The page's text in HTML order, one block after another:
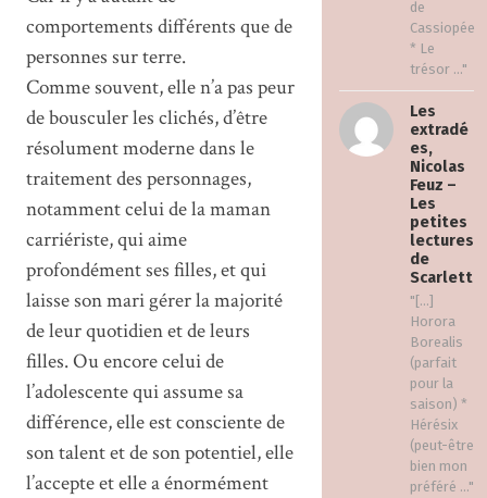
de
Cassiopée
* Le
trésor ..."
Les
extradé
es,
Nicolas
Feuz –
Les
petites
lectures
de
Scarlett
"[…]
Horora
Borealis
(parfait
pour la
saison) *
Hérésix
(peut-être
bien mon
préféré ..."
comportements différents que de
personnes sur terre.
Comme souvent, elle n’a pas peur
de bousculer les clichés, d’être
résolument moderne dans le
traitement des personnages,
notamment celui de la maman
carriériste, qui aime
profondément ses filles, et qui
laisse son mari gérer la majorité
de leur quotidien et de leurs
filles. Ou encore celui de
l’adolescente qui assume sa
différence, elle est consciente de
son talent et de son potentiel, elle
l’accepte et elle a énormément